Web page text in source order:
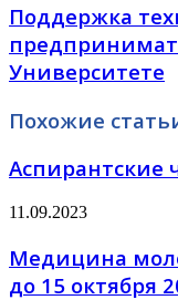
Поддержка
Университете
Похожие
Аспирантские
11.09.2023
Медицина
до 15 октября